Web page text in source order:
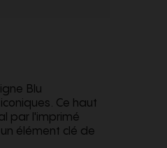
Blu
Ce haut
par l'imprimé
élément clé de